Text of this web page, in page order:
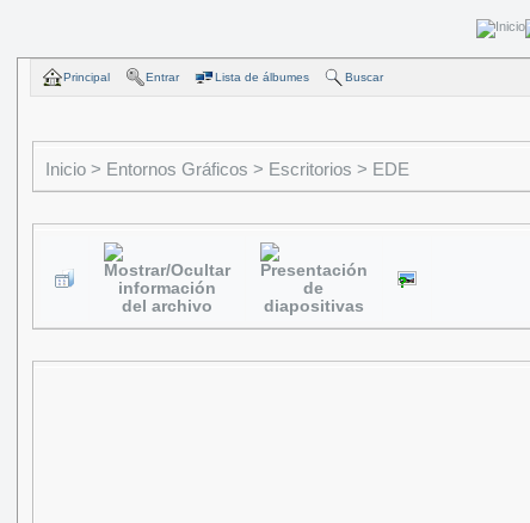
Principal Entrar Lista de álbumes Buscar
Inicio> Entornos Gráficos > Escritorios > EDE